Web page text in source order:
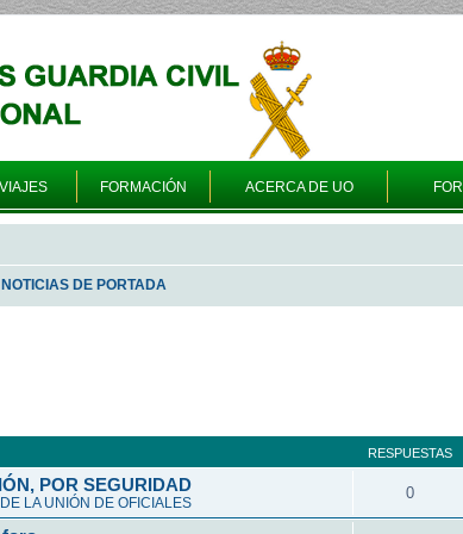
FORMACIÓN ACERCA DE UO
NOTICIAS DE PORTADA
RESPUESTAS
POR SEGURIDAD
LA UNIÓN DE OFICIALES
0